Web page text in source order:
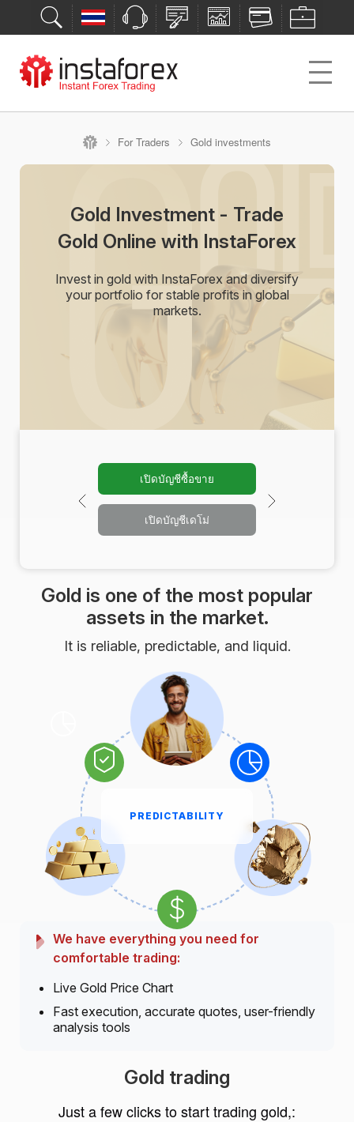
For Traders Gold investments
Gold Investment - Trade
Gold Online with InstaForex
Invest in gold with InstaForex and diversify
your portfolio for stable profits in global
markets.
เปิดบัญชีซื้อขาย
เปิดบัญชีเดโม่
Gold is one of the most popular
assets in the market.
It is reliable, predictable, and liquid.
PREDICTABILITY
We have everything you need for
comfortable trading:
Live Gold Price Chart
Fast execution, accurate quotes, user-friendly
analysis tools
Gold trading
Just a few clicks to start trading gold,: